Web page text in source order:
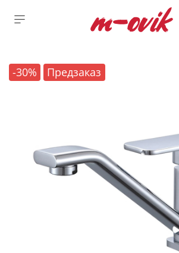
-30% Предзаказ